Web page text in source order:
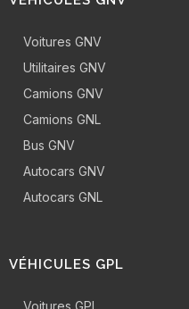
Voitures GNV
Utilitaires GNV
Camions GNV
Camions GNL
Bus GNV
Autocars GNV
Autocars GNL
VÉHICULES GPL
Voitures GPL